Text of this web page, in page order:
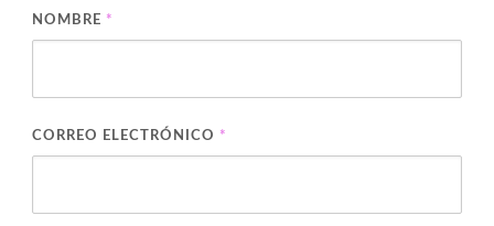
NOMBRE *
CORREO ELECTRÓNICO *